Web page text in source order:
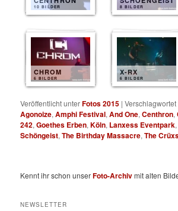
10 BILDER 8 BILDER
CHROM
6 BILDER
X-RX
6 BILDER
Veröffentlicht unterFotos 2015 |Verschlagwortet
Agonoize,Amphi Festival,And One,Centhron,
242,Goethes Erben,Köln, Lanxess Eventpark,
Schöngeist,The Birthday Massacre,The
Kennt ihr schon unserFoto-Archivmit alten
NEWSLETTER